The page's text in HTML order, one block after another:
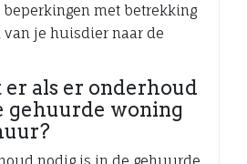
met betrekking
je huisdier naar de
als er onderhoud
gehuurde woning
nodig is in de gehuurde